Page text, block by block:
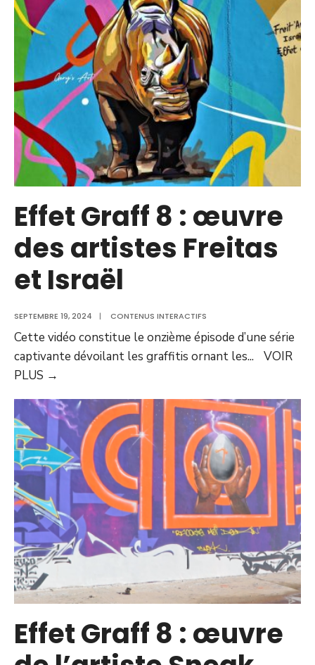
Effet Graff 8 : œuvre
des artistes Freitas
et Israël
SEPTEMBRE 19, 2024 | CONTENUS INTERACTIFS
Cette vidéo constitue le onzième épisode d’une série
captivante dévoilant les graffitis ornant les...
VOIR
PLUS →
Effet Graff 8 : œuvre